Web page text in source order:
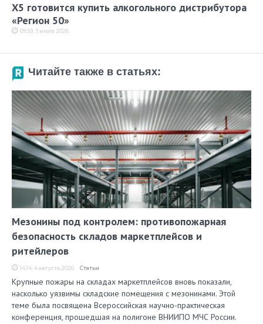
X5 готовится купить алкогольного дистрибутора
«Регион 50»
09:59, 3 июля 2026
Читайте также в статьях:
Мезонины под контролем: противопожарная
безопасность складов маркетплейсов и
ритейлеров
14:14, 4 августа 2026 Статьи
Крупные пожары на складах маркетплейсов вновь показали,
насколько уязвимы складские помещения с мезонинами. Этой
теме была посвящена Всероссийская научно-практическая
конференция, прошедшая на полигоне ВНИИПО МЧС России.